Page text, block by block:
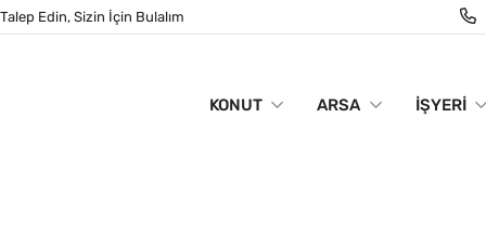
Talep Edin, Sizin İçin Bulalım
KONUT ARSA İŞYERI